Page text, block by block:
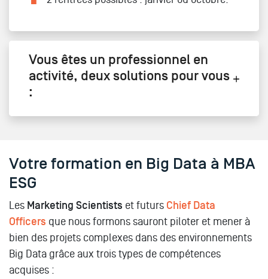
Vous êtes un professionnel en
activité, deux solutions pour vous
:
Votre formation en Big Data à MBA
ESG
Les Marketing Scientists et futurs Chief Data
Officers que nous formons sauront piloter et mener à
bien des projets complexes dans des environnements
Big Data grâce aux trois types de compétences
acquises :